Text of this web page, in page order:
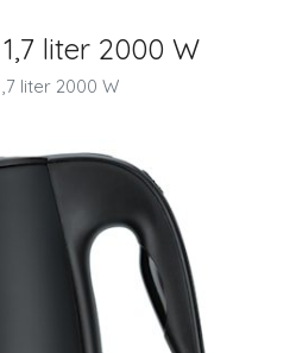
liter 2000 W
liter 2000 W